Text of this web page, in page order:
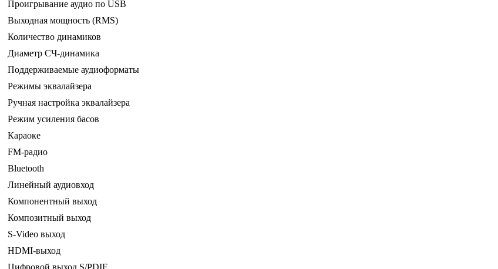
Проигрывание аудио по USB
Выходная мощность (RMS)
Количество динамиков
Диаметр СЧ-динамика
Поддерживаемые аудиоформаты
Режимы эквалайзера
Ручная настройка эквалайзера
Режим усиления басов
Караоке
FM-радио
Bluetooth
Линейный аудиовход
Компонентный выход
Композитный выход
S-Video выход
HDMI-выход